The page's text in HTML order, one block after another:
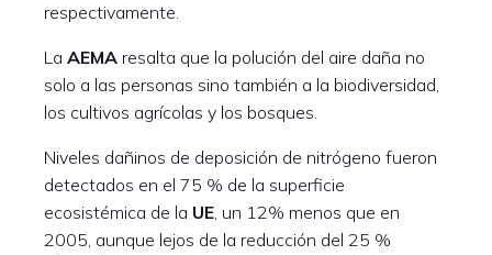
respectivamente.
La AEMA resalta que la polución del aire daña no
solo a las personas sino también a la biodiversidad,
los cultivos agrícolas y los bosques.
Niveles dañinos de deposición de nitrógeno fueron
detectados en el 75 % de la superficie
ecosistémica de la UE, un 12% menos que en
2005, aunque lejos de la reducción del 25 %